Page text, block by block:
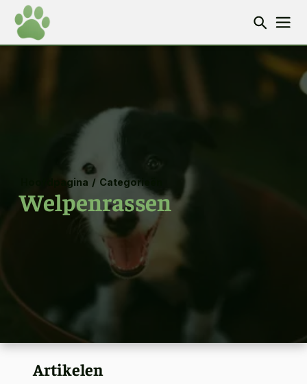
Hoofdpagina / Categorieën
Welpenrassen
Artikelen